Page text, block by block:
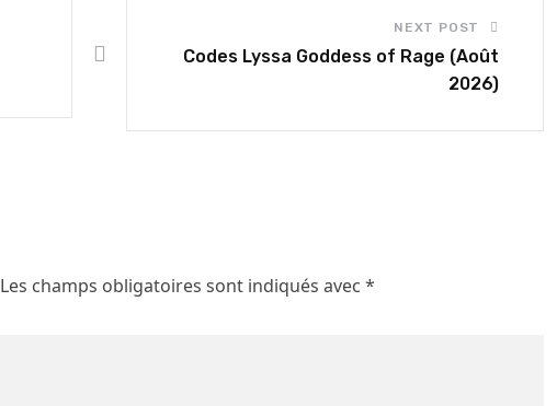
NEXT POST
Codes Lyssa Goddess of Rage (Août
2026)
Les champs obligatoires sont indiqués avec *